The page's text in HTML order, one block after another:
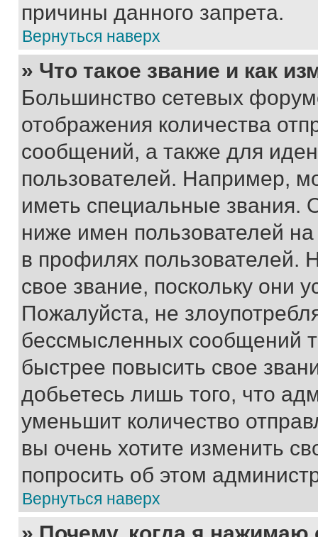
причины данного запрета.
Вернуться наверх
» Что такое звание и как
Большинство сетевых
отображения количества
сообщений, а также для
пользователей. Например,
иметь специальные звания.
ниже имен пользователей
в профилях
свое звание, поскольку они
Пожалуйста, не
бессмысленных сообщений
быстрее повысить свое
добьетесь лишь того, что
уменьшит количество
вы очень хотите изменить
попросить об этом
Вернуться наверх